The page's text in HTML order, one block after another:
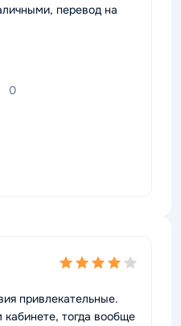
перевод на
0
привлекательные.
тогда вообще